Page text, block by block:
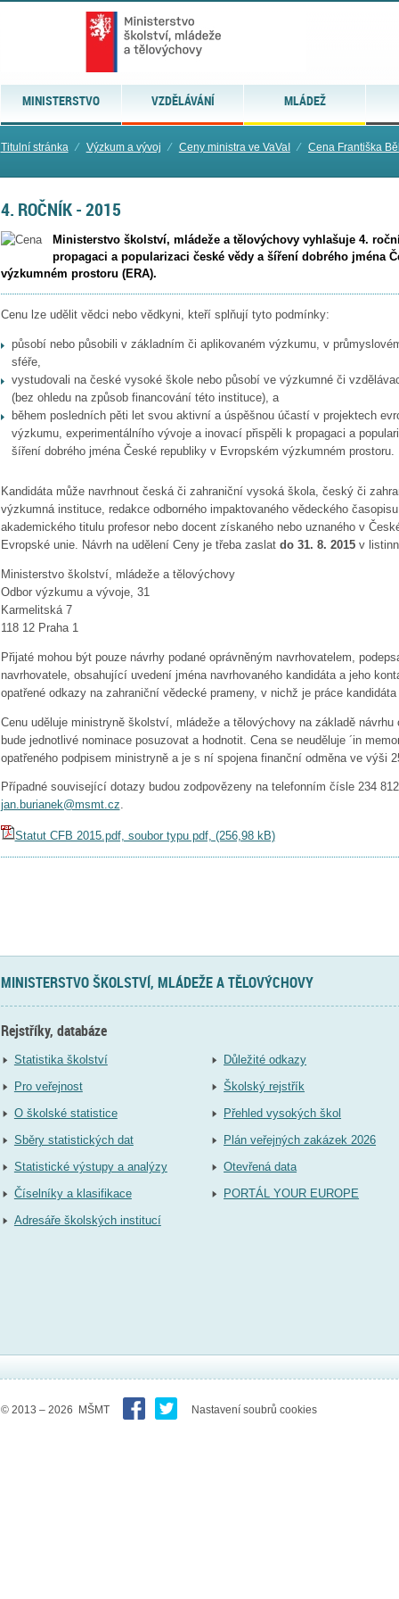
MINISTERSTVO VZDĚLÁVÁNÍ MLÁDEŽ
Titulní stránka ⁄ Výzkum a vývoj ⁄ Ceny ministra ve VaVaI ⁄ Cena Františka
4. ROČNÍK - 2015
Ministerstvo školství, mládeže a tělovýchovy vyhlašuje 4.
propagaci a popularizaci české vědy a šíření dobrého jména
výzkumném prostoru (ERA).
Cenu lze udělit vědci nebo vědkyni, kteří splňují tyto podmínky:
působí nebo působili v základním či aplikovaném výzkumu, v
sféře,
vystudovali na české vysoké škole nebo působí ve výzkumné či
(bez ohledu na způsob financování této instituce), a
během posledních pěti let svou aktivní a úspěšnou účastí v projektech
výzkumu, experimentálního vývoje a inovací přispěli k propagaci a
šíření dobrého jména České republiky v Evropském výzkumném prostoru.
Kandidáta může navrhnout česká či zahraniční vysoká škola, český či
výzkumná instituce, redakce odborného impaktovaného vědeckého
akademického titulu profesor nebo docent získaného nebo uznaného v
Evropské unie. Návrh na udělení Ceny je třeba zaslat do 31. 8. 2015v
Ministerstvo školství, mládeže a tělovýchovy
Odbor výzkumu a vývoje, 31
Karmelitská 7
118 12 Praha 1
Přijaté mohou být pouze návrhy podané oprávněným navrhovatelem,
navrhovatele, obsahující uvedení jména navrhovaného kandidáta a jeho
opatřené odkazy na zahraniční vědecké prameny, v nichž je práce
Cenu uděluje ministryně školství, mládeže a tělovýchovy na základě návrhu
bude jednotlivé nominace posuzovat a hodnotit. Cena se neuděluje ´in
opatřeného podpisem ministryně a je s ní spojena finanční odměna ve výši
Případné související dotazy budou zodpovězeny na telefonním čísle 234
jan.burianek@msmt.cz.
Statut CFB 2015.pdf, soubor typu pdf, (256,98 kB)
MINISTERSTVO ŠKOLSTVÍ, MLÁDEŽE A TĚLOVÝCHOVY
Rejstříky, databáze
Statistika školství
Pro veřejnost
O školské statistice
Sběry statistických dat
Statistické výstupy a analýzy
Číselníky a klasifikace
Adresáře školských institucí
Důležité odkazy
Školský rejstřík
Přehled vysokých škol
Plán veřejných zakázek 2026
Otevřená data
PORTÁL YOUR EUROPE
© 2013 – 2026 MŠMT Nastavení soubrů cookies